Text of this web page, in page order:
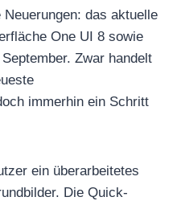
das aktuelle
One UI 8 sowie
Zwar handelt
immerhin ein Schritt
ein überarbeitetes
Die Quick-